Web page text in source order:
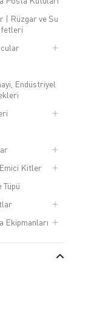
| Rüzgar ve Su
Endüstriyel
Kitler
Tüpü
Ekipmanları